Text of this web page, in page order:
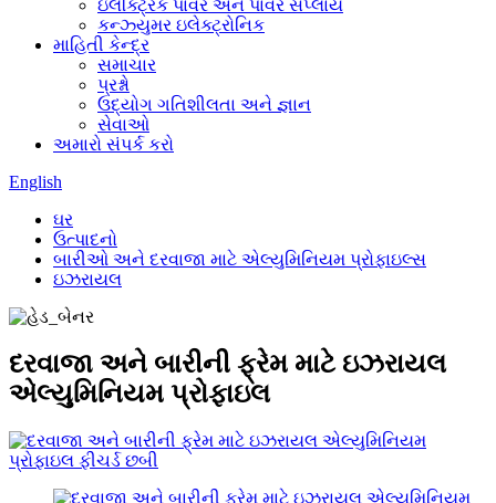
ઇલેક્ટ્રિક પાવર અને પાવર સપ્લાય
કન્ઝ્યુમર ઇલેક્ટ્રોનિક
માહિતી કેન્દ્ર
સમાચાર
પ્રશ્નો
ઉદ્યોગ ગતિશીલતા અને જ્ઞાન
સેવાઓ
અમારો સંપર્ક કરો
English
ઘર
ઉત્પાદનો
બારીઓ અને દરવાજા માટે એલ્યુમિનિયમ પ્રોફાઇલ્સ
ઇઝરાયલ
દરવાજા અને બારીની ફ્રેમ માટે ઇઝરાયલ
એલ્યુમિનિયમ પ્રોફાઇલ